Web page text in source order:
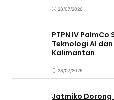
28/07/2026
PTPN IV
Teknologi AI
Kalimantan
28/07/2026
Jatmiko Dorong